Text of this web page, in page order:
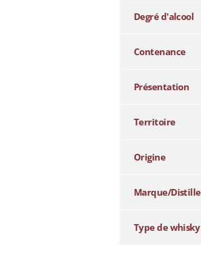
Degré d'alcool
Contenance
Présentation
Territoire
Origine
Marque/
Type de whisky